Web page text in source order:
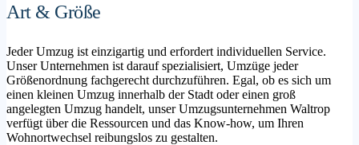
Art & Größe
Jeder Umzug ist einzigartig und erfordert individuellen Service.
Unser Unternehmen ist darauf spezialisiert, Umzüge jeder
Größenordnung fachgerecht durchzuführen. Egal, ob es sich um
einen kleinen Umzug innerhalb der Stadt oder einen groß
angelegten Umzug handelt, unser Umzugsunternehmen Waltrop
verfügt über die Ressourcen und das Know-how, um Ihren
Wohnortwechsel reibungslos zu gestalten.